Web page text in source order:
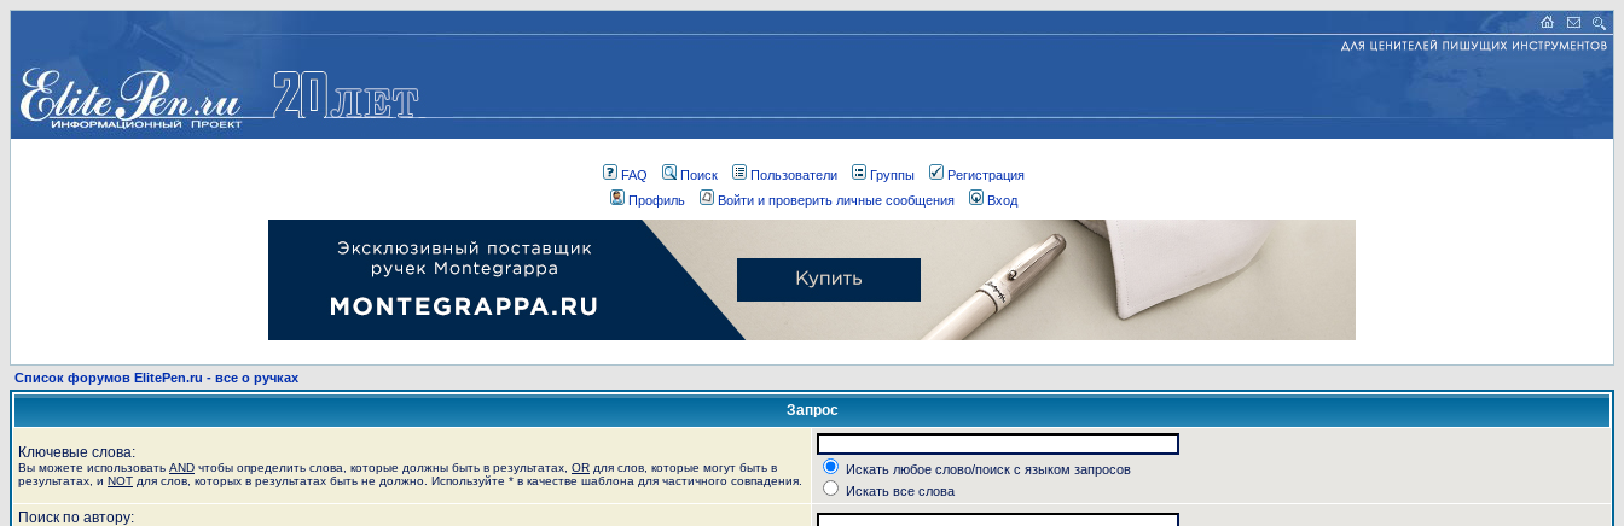
FAQ Поиск Пользователи Группы
Регистрация
Профиль
Войти и проверить личные сообщения Вход
Список форумов ElitePen.ru - все о ручках
Запрос
Ключевые слова:
Вы можете использовать AND чтобы определить слова, которые должны быть в результатах, OR для слов, которые могут быть в
результатах, и NOT для слов, которых в результатах быть не должно. Используйте * в качестве шаблона для частичного совпадения.
Искать любое слово/поиск с языком запросов
Искать все слова
Поиск по автору: